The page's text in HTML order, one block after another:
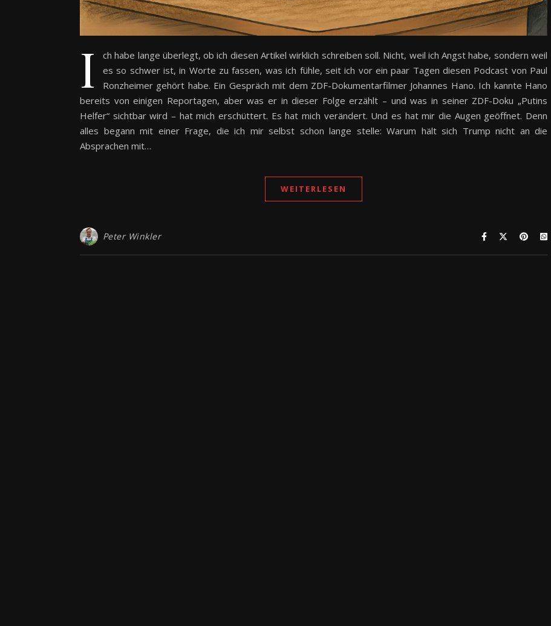
I
ch habe lange überlegt, ob ich diesen Artikel wirklich schreiben soll. Nicht, weil ich Angst habe, sondern weil
es so schwer ist, in Worte zu fassen, was ich fühle, seit ich vor ein paar Tagen diesen Podcast von Paul
Ronzheimer gehört habe. Ein Gespräch mit dem ZDF-Dokumentarfilmer Johannes Hano. Ich kannte Hano
bereits von einigen Reportagen, aber was er in dieser Folge erzählt – und was in seiner ZDF-Doku „Putins
Helfer“ sichtbar wird – hat mich erschüttert. Es hat mich verändert. Und es hat mir die Augen geöffnet. Denn
alles begann mit einer Frage, die ich mir selbst schon lange stelle: Warum hält sich Trump nicht an die
Absprachen mit…
WEITERLESEN
Peter Winkler